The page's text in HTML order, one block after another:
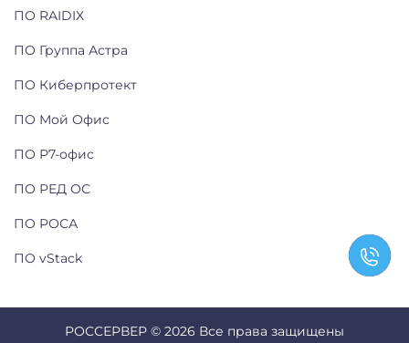
ПО RAIDIX
ПО Группа Астра
ПО Киберпротект
ПО Мой Офис
ПО Р7-офис
ПО РЕД ОС
ПО РОСА
ПО vStack
РОССЕРВЕР © 2026 Все права защищены